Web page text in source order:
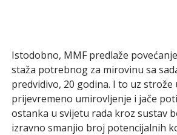
Istodobno, MMF predlaže
staža potrebnog za mirovinu sa
predvidivo, 20 godina. I to uz strože
prijevremeno umirovljenje i jače
ostanka u svijetu rada kroz sustav
izravno smanjio broj potencijalnih